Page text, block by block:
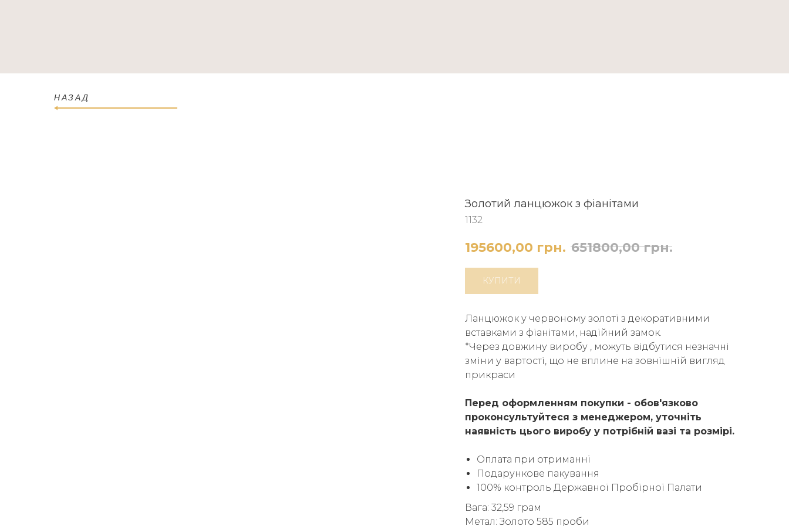
НАЗАД
Золотий ланцюжок з фіанітами
1132
195600,00 грн. 651800,00 грн.
КУПИТИ
Ланцюжок у червоному золоті з декоративними
вставками з фіанітами, надійний замок.
*Через довжину виробу , можуть відбутися незначні
зміни у вартості, що не вплине на зовнішній вигляд
прикраси
Перед оформленням покупки - обов'язково
проконсультуйтеся з менеджером, уточніть
наявність цього виробу у потрібній вазі та розмірі.
Оплата при отриманні
Подарункове пакування
100% контроль Державної Пробірної Палати
Вага: 32,59 грам
Метал: Золото 585 проби